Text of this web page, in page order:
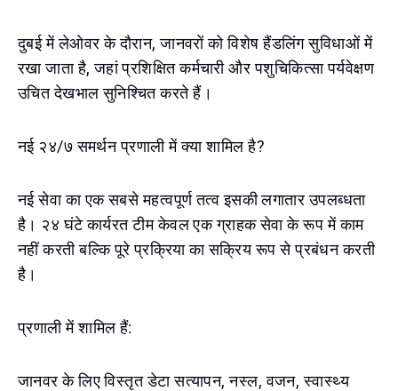
दुबई में लेओवर के दौरान, जानवरों को विशेष हैंडलिंग सुविधाओं में
रखा जाता है, जहां प्रशिक्षित कर्मचारी और पशुचिकित्सा पर्यवेक्षण
उचित देखभाल सुनिश्चित करते हैं।
नई २४/७ समर्थन प्रणाली में क्या शामिल है?
नई सेवा का एक सबसे महत्वपूर्ण तत्व इसकी लगातार उपलब्धता
है। २४ घंटे कार्यरत टीम केवल एक ग्राहक सेवा के रूप में काम
नहीं करती बल्कि पूरे प्रक्रिया का सक्रिय रूप से प्रबंधन करती
है।
प्रणाली में शामिल हैं:
जानवर के लिए विस्तृत डेटा सत्यापन, नस्ल, वजन, स्वास्थ्य